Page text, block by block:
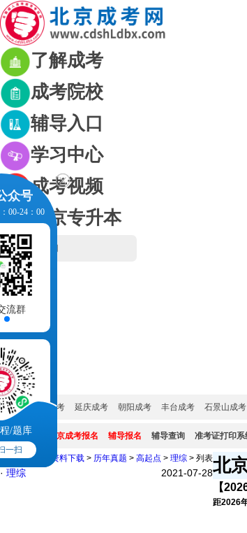
了解成考
成考院校
辅导入口
学习中心
成考视频
北京专升本
网站首页
成考资讯
成考政策
成考简章
成考培训
成考院校
成考专业
试题真题
网上报名
服务大厅
城市: 密云成考 延庆成考 朝阳成考 丰台成考 石景山成考
成考系统: 北京成考报名 辅导报名 辅导查询 准考证打印系
众号
00-24：00
众号
/题库
一扫
北京成考网
资料下载 > 历年真题 > 高起点 > 理综 > 列表
2021-07-28
· 理综 北
【
距2026